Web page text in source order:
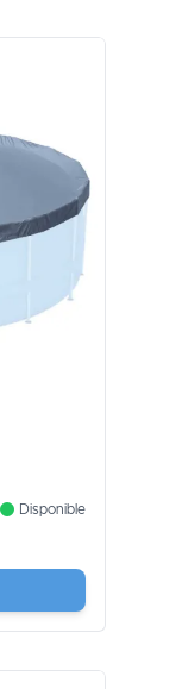
Disponible